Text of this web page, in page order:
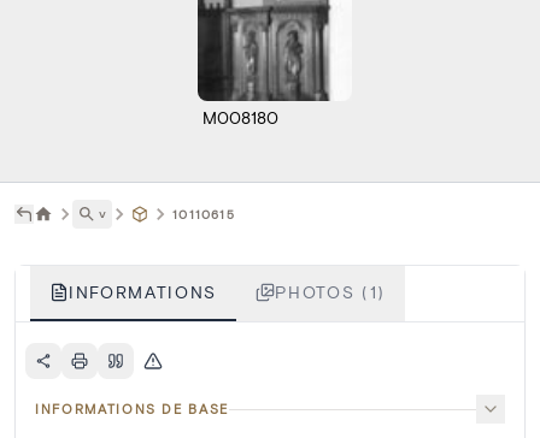
M008180
˅ 10110615
INFORMATIONS PHOTOS (1)
INFORMATIONS DE BASE